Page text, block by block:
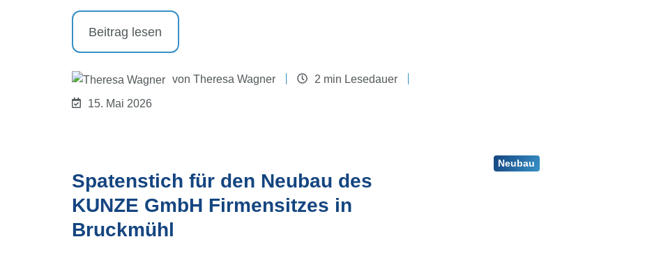
Beitrag lesen
vonTheresa Wagner
2 min Lesedauer
15. Mai 2026
Spatenstich für den Neubau des
KUNZE GmbH Firmensitzes in
Bruckmühl
Neubau